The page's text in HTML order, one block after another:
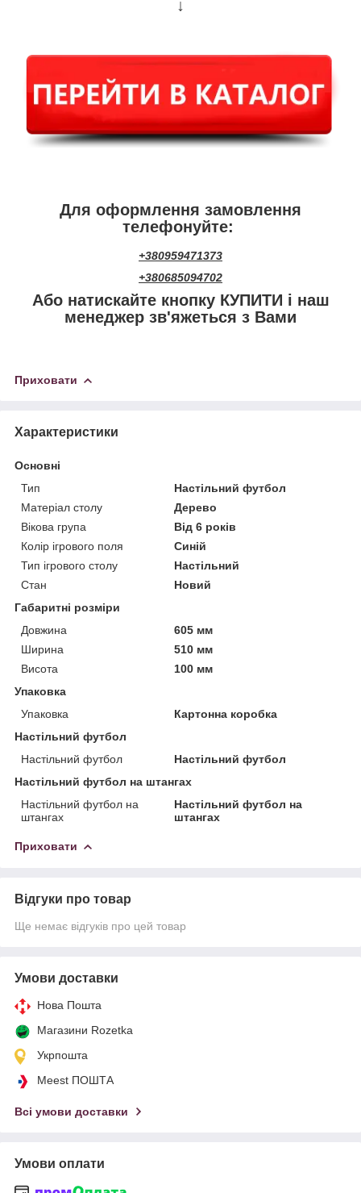
↓
Для оформлення замовлення
телефонуйте:
+380959471373
+380685094702
Або натискайте кнопку КУПИТИ і наш
менеджер зв'яжеться з Вами
Приховати
Характеристики
Основні
Тип
Настільний футбол
Матеріал столу
Дерево
Вікова група
Від 6 років
Колір ігрового поля
Синій
Тип ігрового столу
Настільний
Стан
Новий
Габаритні розміри
Довжина
605 мм
Ширина
510 мм
Висота
100 мм
Упаковка
Упаковка
Картонна коробка
Настільний футбол
Настільний футбол
Настільний футбол
Настільний футбол на штангах
Настільний футбол на
штангах
Настільний футбол на
штангах
Приховати
Відгуки про товар
Ще немає відгуків про цей товар
Умови доставки
Нова Пошта
Магазини Rozetka
Укрпошта
Meest ПОШТА
Всі умови доставки
Умови оплати